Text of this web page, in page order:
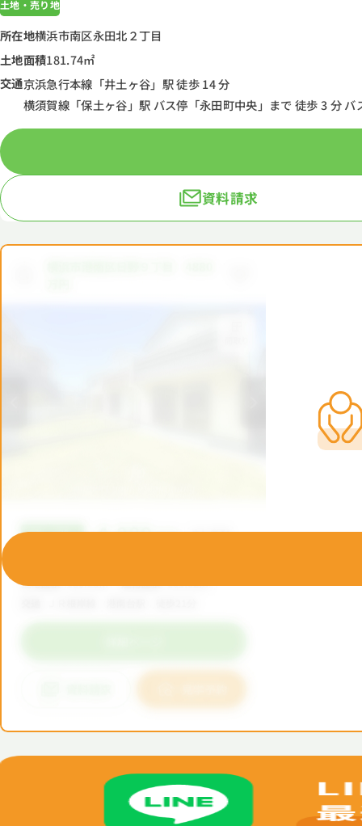
土地・売り地
所在地横浜市南区永田北２丁目
土地面積181.74㎡
交通京浜急行本線「井土ヶ谷」駅 徒歩 14 分
横須賀線「保土ヶ谷」駅 バス停「永田町中央」まで 徒歩 3 分 バ
資料請求